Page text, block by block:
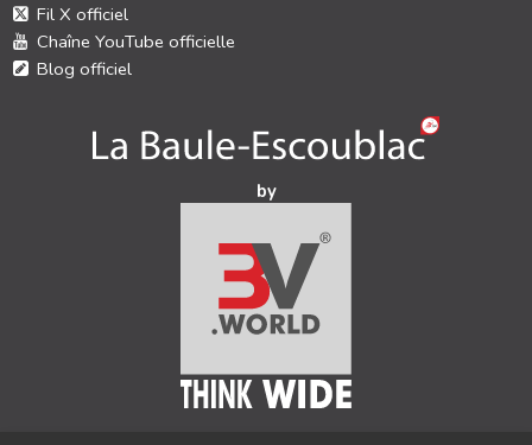
Fil X officiel
Chaîne YouTube officielle
Blog officiel
by